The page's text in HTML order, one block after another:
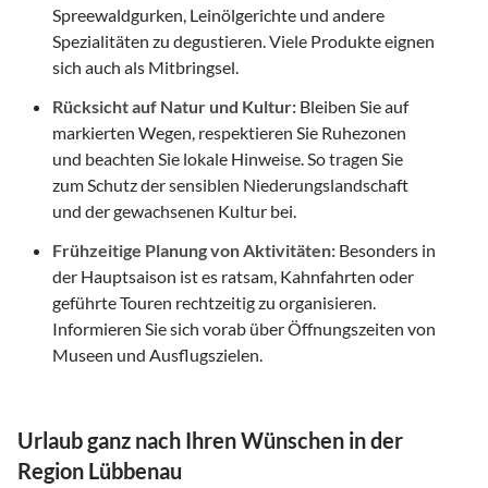
Spreewaldgurken, Leinölgerichte und andere
Spezialitäten zu degustieren. Viele Produkte eignen
sich auch als Mitbringsel.
Rücksicht auf Natur und Kultur: Bleiben Sie auf
markierten Wegen, respektieren Sie Ruhezonen
und beachten Sie lokale Hinweise. So tragen Sie
zum Schutz der sensiblen Niederungslandschaft
und der gewachsenen Kultur bei.
Frühzeitige Planung von Aktivitäten: Besonders in
der Hauptsaison ist es ratsam, Kahnfahrten oder
geführte Touren rechtzeitig zu organisieren.
Informieren Sie sich vorab über Öffnungszeiten von
Museen und Ausflugszielen.
Urlaub ganz nach Ihren Wünschen in der
Region Lübbenau